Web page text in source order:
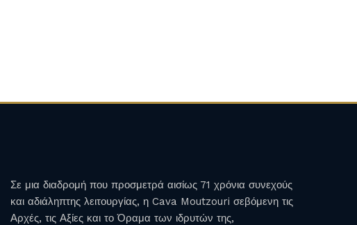
ULTRA
PREMIUM
MAGNOUM
ΦΙΑΛΕΣ
ΑΦΡΩΔΗ
FREE
Σε μια διαδρομή που προσμετρά αισίως 71 χρόνια συνεχούς
και αδιάληπτης λειτουργίας, η Cava Moutzouri σεβόμενη τις
Αρχές, τις Αξίες και το Όραμα των ιδρυτών της,